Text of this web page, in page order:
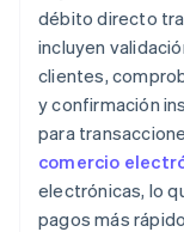
débito directo
incluyen
clientes,
y confirmación
para
comercio
electrónicas, lo
pagos más